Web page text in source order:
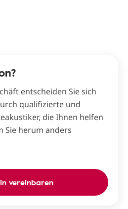
entscheiden Sie sich
qualifizierte und
die Ihnen helfen
Sie herum anders
vereinbaren